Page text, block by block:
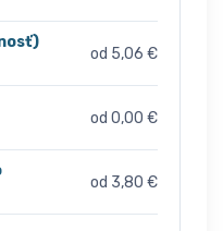
od 5,06 €
od 0,00 €
od 3,80 €